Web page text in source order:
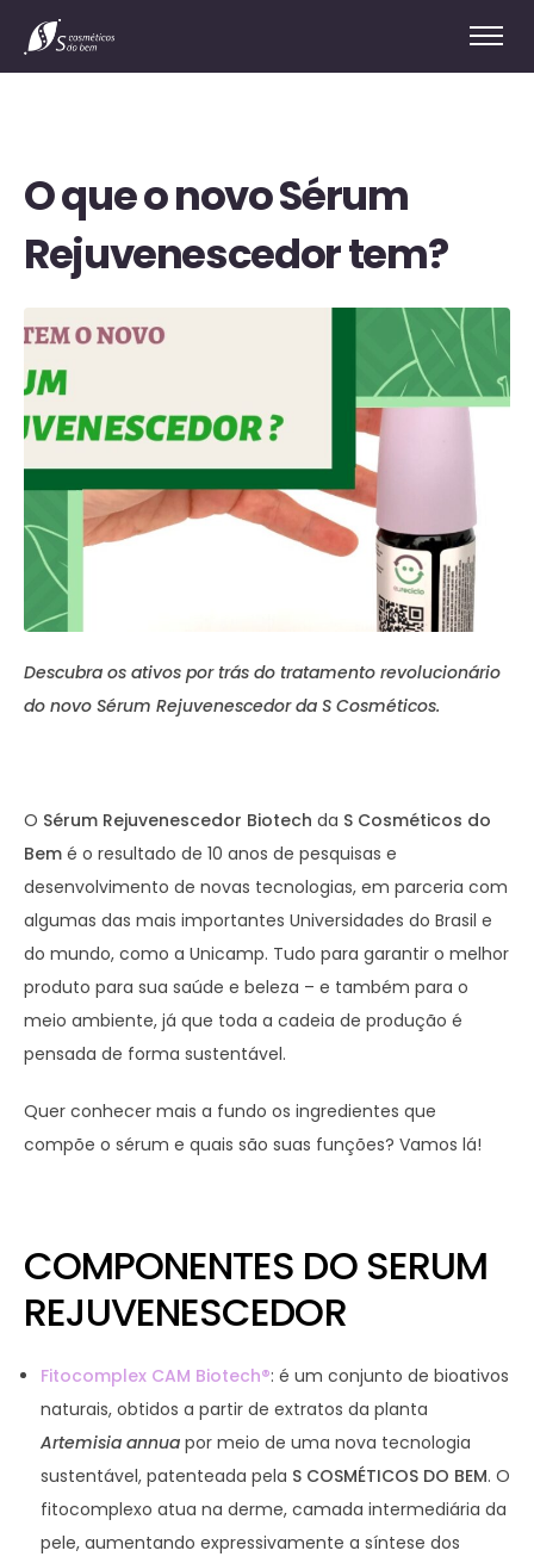
O que o novo Sérum
Rejuvenescedor tem?
Descubra os ativos por trás do tratamento revolucionário
do novo Sérum Rejuvenescedor da S Cosméticos.
O Sérum Rejuvenescedor Biotech da S Cosméticos do
Bem é o resultado de 10 anos de pesquisas e
desenvolvimento de novas tecnologias, em parceria com
algumas das mais importantes Universidades do Brasil e
do mundo, como a Unicamp. Tudo para garantir o melhor
produto para sua saúde e beleza – e também para o
meio ambiente, já que toda a cadeia de produção é
pensada de forma sustentável.
Quer conhecer mais a fundo os ingredientes que
compõe o sérum e quais são suas funções? Vamos lá!
COMPONENTES DO SERUM
REJUVENESCEDOR
Fitocomplex CAM Biotech®: é um conjunto de bioativos
naturais, obtidos a partir de extratos da planta
Artemisia annua por meio de uma nova tecnologia
sustentável, patenteada pela S COSMÉTICOS DO BEM. O
fitocomplexo atua na derme, camada intermediária da
pele, aumentando expressivamente a síntese dos